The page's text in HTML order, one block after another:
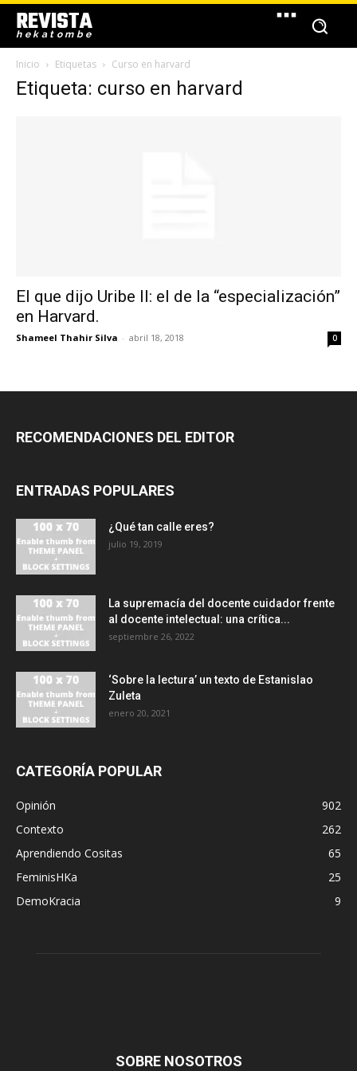
REVISTA
hekatombe
Inicio Etiquetas Curso en harvard
Etiqueta: curso en harvard
El que dijo Uribe II: el de la “especialización”
en Harvard.
Shameel Thahir Silva - abril 18, 2018 0
RECOMENDACIONES DEL EDITOR
ENTRADAS POPULARES
¿Qué tan calle eres?
julio 19, 2019
La supremacía del docente cuidador frente
al docente intelectual: una crítica...
septiembre 26, 2022
‘Sobre la lectura’ un texto de Estanislao
Zuleta
enero 20, 2021
CATEGORÍA POPULAR
Opinión
902
Contexto
262
Aprendiendo Cositas
65
FeminisHKa
25
DemoKracia
9
SOBRE NOSOTROS